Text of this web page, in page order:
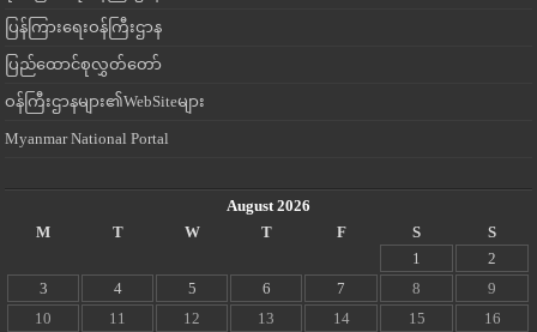
ပြန်ကြားရေးဝန်ကြီးဌာန
ပြည်ထောင်စုလွှတ်တော်
ဝန်ကြီးဌာနများ၏WebSiteများ
Myanmar National Portal
August 2026
M
T W T F S
S
1
2
3
4 5 6 7 8
9
10
11 12 13 14 15
16